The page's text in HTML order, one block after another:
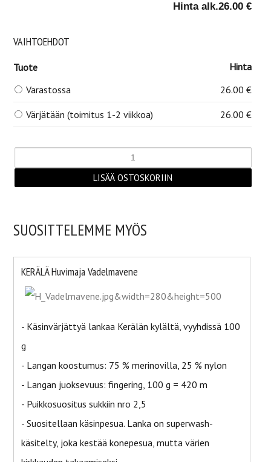
Hinta alk.26.00 €
VAIHTOEHDOT
Tuote
Hinta
Varastossa
26.00 €
Värjätään (toimitus 1-2 viikkoa) 26.00 €
SUOSITTELEMME MYÖS
KERÄLÄ Huvimaja Vadelmavene
- Käsinvärjättyä lankaa Kerälän kylältä, vyyhdissä 100
g
- Langan koostumus: 75 % merinovilla, 25 % nylon
- Langan juoksevuus: fingering, 100 g = 420 m
- Puikkosuositus sukkiin nro 2,5
- Suositellaan käsinpesua. Lanka on superwash-
käsitelty, joka kestää konepesua, mutta värien